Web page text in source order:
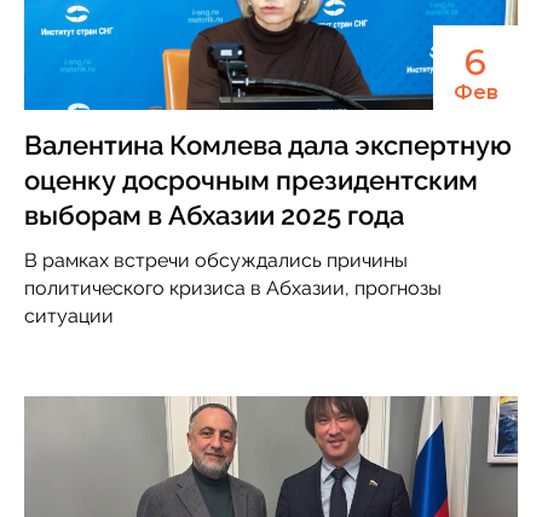
6
Фев
Валентина Комлева дала экспертную
оценку досрочным президентским
выборам в Абхазии 2025 года
В рамках встречи обсуждались причины
политического кризиса в Абхазии, прогнозы
ситуации